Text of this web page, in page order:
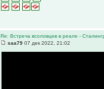
Re: Встреча всоловцев в реале -
saa79 07 дек 2022, 21:02